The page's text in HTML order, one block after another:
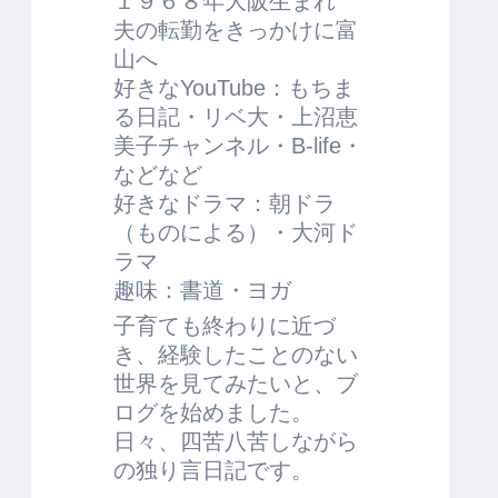
夫の転勤をきっかけに富
山へ
好きなYouTube：もちま
る日記・リベ大・上沼恵
美子チャンネル・B-life・
などなど
好きなドラマ：朝ドラ
（ものによる）・大河ド
ラマ
趣味：書道・ヨガ
子育ても終わりに近づ
き、経験したことのない
世界を見てみたいと、ブ
ログを始めました。
日々、四苦八苦しながら
の独り言日記です。